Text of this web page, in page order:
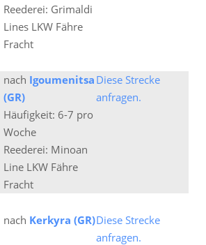
Reederei: Grimaldi
Lines LKW Fähre
Fracht
nach Igoumenitsa
(GR)
Diese Strecke
anfragen.
Häufigkeit: 6-7 pro
Woche
Reederei: Minoan
Line LKW Fähre
Fracht
nach Kerkyra (GR)Diese Strecke
anfragen.